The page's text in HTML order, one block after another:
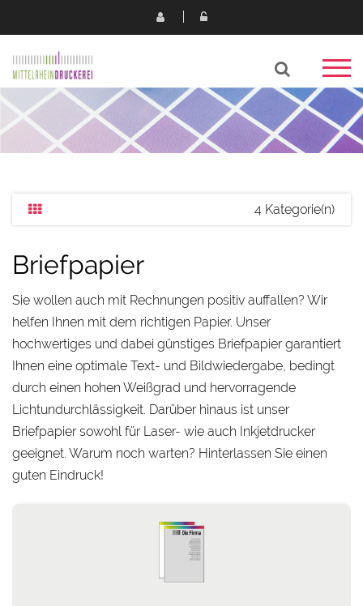
4 Kategorie(n)
Briefpapier
Sie wollen auch mit Rechnungen positiv auffallen? Wir
helfen Ihnen mit dem richtigen Papier. Unser
hochwertiges und dabei günstiges Briefpapier garantiert
Ihnen eine optimale Text- und Bildwiedergabe, bedingt
durch einen hohen Weißgrad und hervorragende
Lichtundurchlässigkeit. Darüber hinaus ist unser
Briefpapier sowohl für Laser- wie auch Inkjetdrucker
geeignet. Warum noch warten? Hinterlassen Sie einen
guten Eindruck!